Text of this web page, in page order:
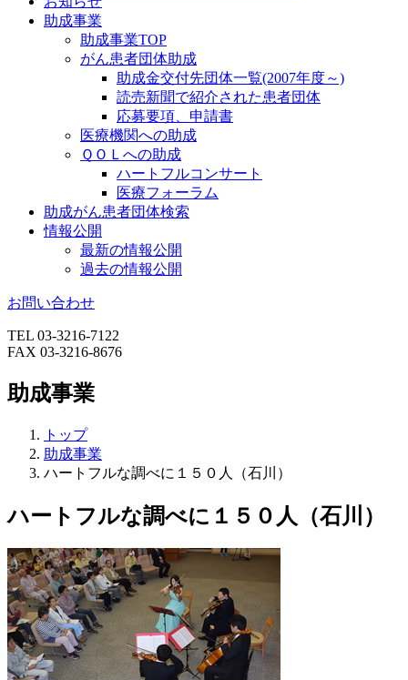
助成事業
助成事業TOP
がん患者団体助成
助成金交付先団体一覧(2007年度～)
読売新聞で紹介された患者団体
応募要項、申請書
医療機関への助成
ＱＯＬへの助成
ハートフルコンサート
医療フォーラム
助成がん患者団体検索
情報公開
最新の情報公開
過去の情報公開
お問い合わせ
TEL 03-3216-7122
FAX 03-3216-8676
助成事業
トップ
助成事業
ハートフルな調べに１５０人（石川）
ハートフルな調べに１５０人（石川）